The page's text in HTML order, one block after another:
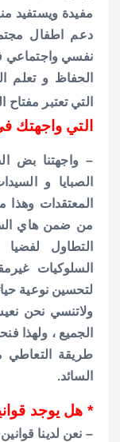
مفيدة ويستفيد
دعم اطفال
نفسي واجتماعي
الحفاظ و تعلم
التي تعتبر مفتاح
التي واجهتك
– واجهتنا بض
الصبايا و
المعتقدات
من ضمن هاي
التطاول
السلوكيات
لتحسين نوعية
ولاتنسي نحن
الجميع ، ولهذا
طريقة التعاطي
السائد.
* هل يوجد
– نعن لدينا